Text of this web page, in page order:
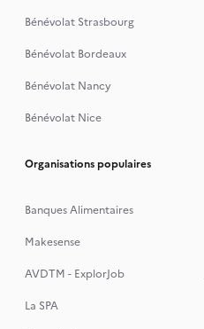
Bénévolat Strasbourg
Bénévolat Bordeaux
Bénévolat Nancy
Bénévolat Nice
Organisations populaires
Banques Alimentaires
Makesense
AVDTM - ExplorJob
La SPA